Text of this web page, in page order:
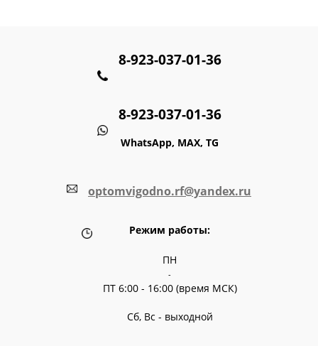
8-923-037-01-36
8-923-037-01-36
WhatsApp, MAX, TG
optomvigodno.rf@yandex.ru
Режим работы:
ПН
-
ПТ 6:00 - 16:00 (время МСК)
Сб, Вс - выходной